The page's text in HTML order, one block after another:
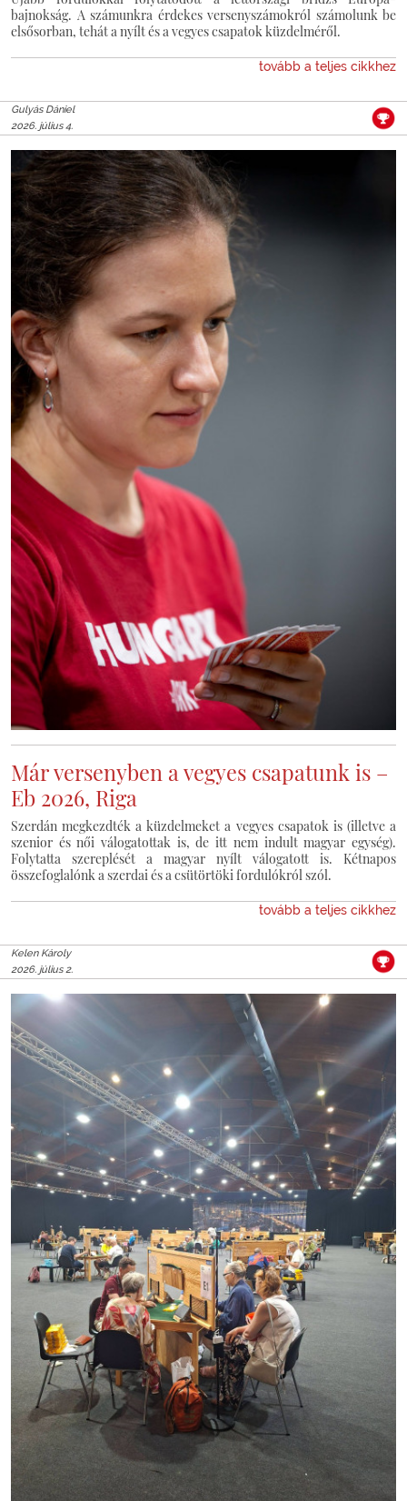
bajnokság. A számunkra érdekes versenyszámokról számolunk be
elsősorban, tehát a nyílt és a vegyes csapatok küzdelméről.
tovább a teljes cikkhez
Gulyás Dániel
2026. július 4.
Már versenyben a vegyes csapatunk is –
Eb 2026, Riga
Szerdán megkezdték a küzdelmeket a vegyes csapatok is (illetve a
szenior és női válogatottak is, de itt nem indult magyar egység).
Folytatta szereplését a magyar nyílt válogatott is. Kétnapos
összefoglalónk a szerdai és a csütörtöki fordulókról szól.
tovább a teljes cikkhez
Kelen Károly
2026. július 2.